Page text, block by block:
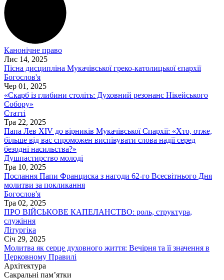
Канонічне право
Лис 14, 2025
Пісна дисципліна Мукачівської греко-католицької єпархії
Богослов'я
Чер 01, 2025
«Скарб із глибини століть: Духовний резонанс Нікейського
Собору»
Статті
Тра 22, 2025
Папа Лев XIV до вірників Мукачівської Єпархії: «Хто, отже,
більше від вас спроможен виспівувати слова надії серед
безодні насильства?»
Душпастирство молоді
Тра 10, 2025
Послання Папи Франциска з нагоди 62-го Всесвітнього Дня
молитви за покликання
Богослов'я
Тра 02, 2025
ПРО ВІЙСЬКОВЕ КАПЕЛАНСТВО: роль, структура,
служіння
Літургіка
Січ 29, 2025
Молитва як серце духовного життя: Вечірня та її значення в
Церковному Правилі
Архітектура
Сакральні пам’ятки